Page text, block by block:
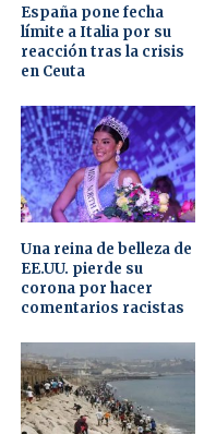
España pone fecha
límite a Italia por su
reacción tras la crisis
en Ceuta
Una reina de belleza de
EE.UU. pierde su
corona por hacer
comentarios racistas